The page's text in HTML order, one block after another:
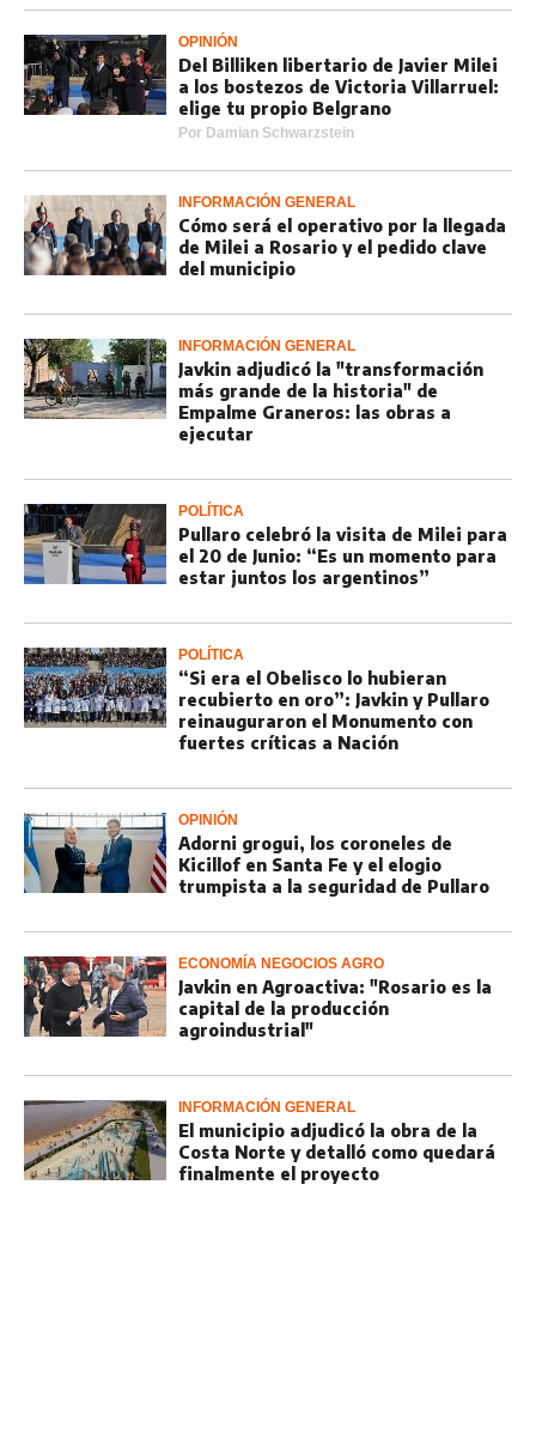
OPINIÓN
Del Billiken libertario de Javier Milei
a los bostezos de Victoria Villarruel:
elige tu propio Belgrano
Por Damian Schwarzstein
INFORMACIÓN GENERAL
Cómo será el operativo por la llegada
de Milei a Rosario y el pedido clave
del municipio
INFORMACIÓN GENERAL
Javkin adjudicó la "transformación
más grande de la historia" de
Empalme Graneros: las obras a
ejecutar
POLÍTICA
Pullaro celebró la visita de Milei para
el 20 de Junio: “Es un momento para
estar juntos los argentinos”
POLÍTICA
“Si era el Obelisco lo hubieran
recubierto en oro”: Javkin y Pullaro
reinauguraron el Monumento con
fuertes críticas a Nación
OPINIÓN
Adorni grogui, los coroneles de
Kicillof en Santa Fe y el elogio
trumpista a la seguridad de Pullaro
ECONOMÍA NEGOCIOS AGRO
Javkin en Agroactiva: "Rosario es la
capital de la producción
agroindustrial"
INFORMACIÓN GENERAL
El municipio adjudicó la obra de la
Costa Norte y detalló como quedará
finalmente el proyecto